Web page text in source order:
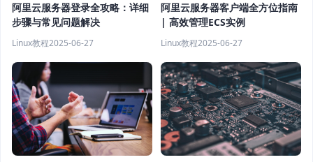
阿里云服务器登录全攻略：详细
步骤与常见问题解决
Linux教程2025-06-27
阿里云服务器客户端全方位指南
| 高效管理ECS实例
Linux教程2025-06-27